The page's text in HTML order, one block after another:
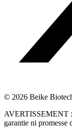
© 2026 Beike
AVERTISSEMENT :
garantie ni promesse